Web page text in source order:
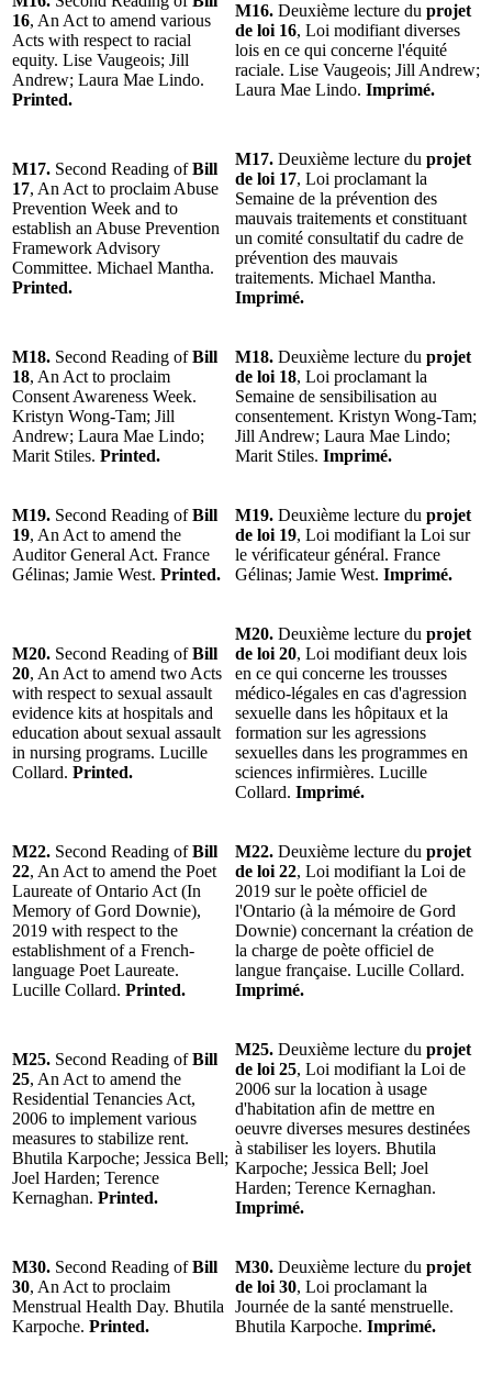
16, An Act to amend various
Acts with respect to racial
equity. Lise Vaugeois; Jill
Andrew; Laura Mae Lindo.
Printed.
M16. Deuxième lecture du projet
de loi 16, Loi modifiant diverses
lois en ce qui concerne l'équité
raciale. Lise Vaugeois; Jill Andrew;
Laura Mae Lindo. Imprimé.
M17. Second Reading ofBill
17, An Act to proclaim Abuse
Prevention Week and to
establish an Abuse Prevention
Framework Advisory
Committee. Michael Mantha.
Printed.
M17. Deuxième lecture du projet
de loi 17, Loi proclamant la
Semaine de la prévention des
mauvais traitements et constituant
un comité consultatif du cadre de
prévention des mauvais
traitements. Michael Mantha.
Imprimé.
M18. Second Reading ofBill
18, An Act to proclaim
Consent Awareness Week.
Kristyn Wong-Tam; Jill
Andrew; Laura Mae Lindo;
Marit Stiles. Printed.
M18. Deuxième lecture du projet
de loi 18, Loi proclamant la
Semaine de sensibilisation au
consentement. Kristyn Wong-Tam;
Jill Andrew; Laura Mae Lindo;
Marit Stiles. Imprimé.
M19. Second Reading ofBill
19, An Act to amend the
Auditor General Act. France
Gélinas; Jamie West. Printed.
M19. Deuxième lecture du projet
de loi 19, Loi modifiant la Loi sur
le vérificateur général. France
Gélinas; Jamie West. Imprimé.
M20. Second Reading ofBill
20, An Act to amend two Acts
with respect to sexual assault
evidence kits at hospitals and
education about sexual assault
in nursing programs. Lucille
Collard. Printed.
M20. Deuxième lecture du projet
de loi 20, Loi modifiant deux lois
en ce qui concerne les trousses
médico-légales en cas d'agression
sexuelle dans les hôpitaux et la
formation sur les agressions
sexuelles dans les programmes en
sciences infirmières. Lucille
Collard. Imprimé.
M22. Second Reading ofBill
22, An Act to amend the Poet
Laureate of Ontario Act (In
Memory of Gord Downie),
2019 with respect to the
establishment of a French-
language Poet Laureate.
Lucille Collard. Printed.
M22. Deuxième lecture du projet
de loi 22, Loi modifiant la Loi de
2019 sur le poète officiel de
l'Ontario (à la mémoire de Gord
Downie) concernant la création de
la charge de poète officiel de
langue française. Lucille Collard.
Imprimé.
M25. Second Reading ofBill
25, An Act to amend the
Residential Tenancies Act,
2006 to implement various
measures to stabilize rent.
Bhutila Karpoche; Jessica Bell;
Joel Harden; Terence
Kernaghan. Printed.
M25. Deuxième lecture du projet
de loi 25, Loi modifiant la Loi de
2006 sur la location à usage
d'habitation afin de mettre en
oeuvre diverses mesures destinées
à stabiliser les loyers. Bhutila
Karpoche; Jessica Bell; Joel
Harden; Terence Kernaghan.
Imprimé.
M30. Second Reading ofBill
30, An Act to proclaim
Menstrual Health Day. Bhutila
Karpoche. Printed.
M30. Deuxième lecture du projet
de loi 30, Loi proclamant la
Journée de la santé menstruelle.
Bhutila Karpoche. Imprimé.